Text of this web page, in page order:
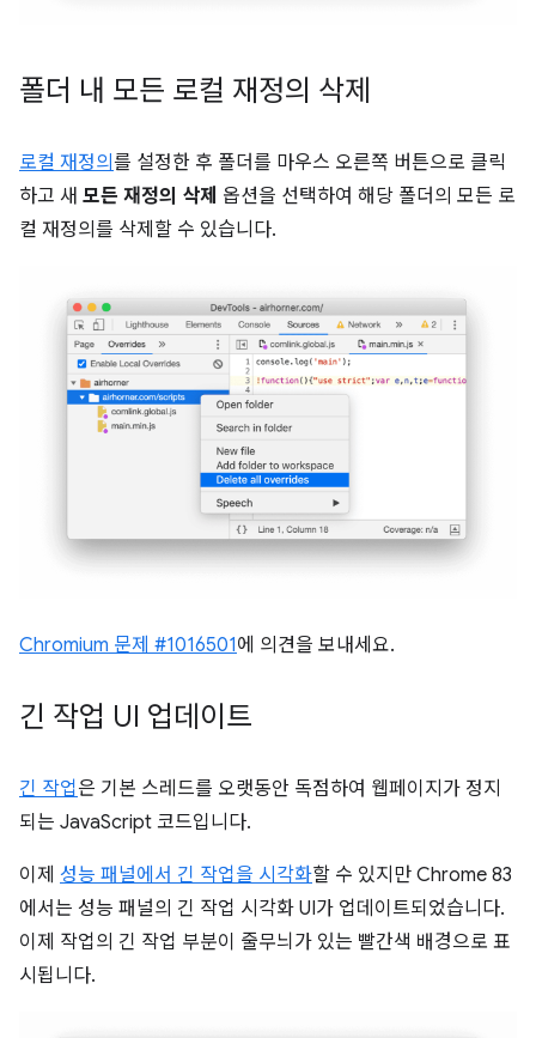
폴더 내 모든 로컬 재정의 삭제
로컬 재정의 를 설정한 후 폴더를 마우스 오른쪽 버튼으로 클릭
하고 새 모든 재정의 삭제 옵션을 선택하여 해당 폴더의 모든 로
컬 재정의를 삭제할 수 있습니다.
Chromium 문제 #1016501에 의견을 보내세요.
긴 작업 UI 업데이트
긴 작업은 기본 스레드를 오랫동안 독점하여 웹페이지가 정지
되는 JavaScript 코드입니다.
이제 성능 패널에서 긴 작업을 시각화할 수 있지만 Chrome 83
에서는 성능 패널의 긴 작업 시각화 UI가 업데이트되었습니다.
이제 작업의 긴 작업 부분이 줄무늬가 있는 빨간색 배경으로 표
시됩니다.